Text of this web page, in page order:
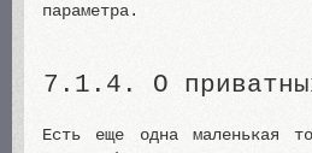
параметра.
7.1.4. О
Есть еще одна маленькая